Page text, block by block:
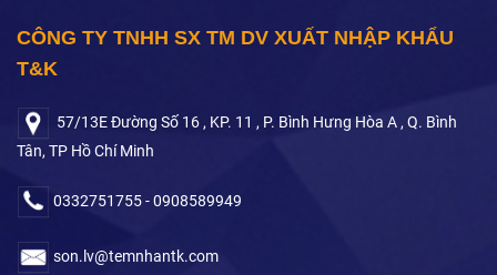
CÔNG TY TNHH SX TM DV XUẤT NHẬP KHẨU
T&K
57/13E Đường Số 16 , KP. 11 , P. Bình Hưng Hòa A , Q. Bình
Tân, TP Hồ Chí Minh
0332751755 - 0908589949
son.lv@temnhantk.com